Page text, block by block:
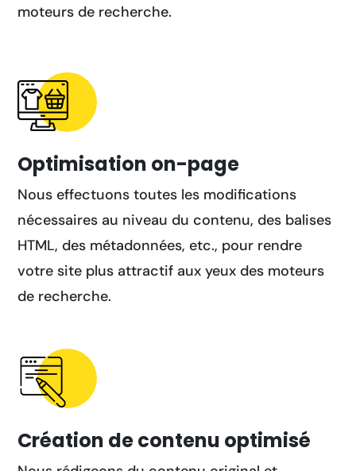
moteurs de recherche.
Optimisation on-page
Nous effectuons toutes les modifications
nécessaires au niveau du contenu, des balises
HTML, des métadonnées, etc., pour rendre
votre site plus attractif aux yeux des moteurs
de recherche.
Création de contenu optimisé